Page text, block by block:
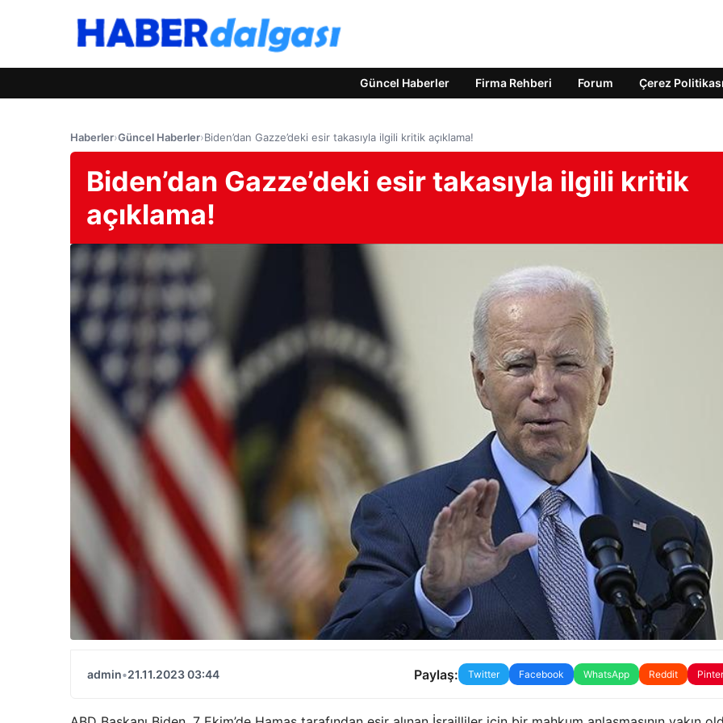
Güncel Haberler Firma Rehberi Forum Çerez Politikası
Haberler›Güncel Haberler›Biden’dan Gazze’deki esir takasıyla ilgili kritik açıklama!
Biden’dan Gazze’deki esir takasıyla ilgili kritik
açıklama!
admin•21.11.2023 03:44 Paylaş: Twitter Facebook WhatsApp Reddit